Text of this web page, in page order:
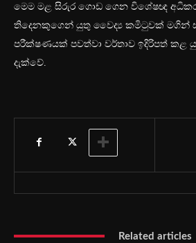
මෙම මළ සිරුර ගොඩ ගෙන විශේෂඥ
තිදෙනකුගෙන් යුතු වෛද්‍ය කමිටුවක් මගින්
පරීක්ෂණයක් පවත්වා වර්තාව ඉදිරිපත් කළ
දැක්වේ.
Related articles